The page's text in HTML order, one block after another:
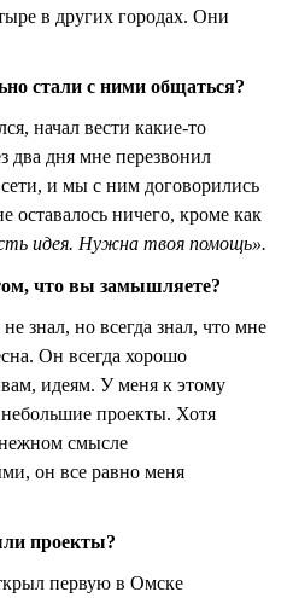
в других городах. Они
стали с ними общаться?
начал вести какие-то
два дня мне перезвонил
и мы с ним договорились
оставалось ничего, кроме как
идея. Нужна твоя помощь».
что вы замышляете?
знал, но всегда знал, что мне
Он всегда хорошо
идеям. У меня к этому
проекты. Хотя
смысле
он все равно меня
проекты?
первую в Омске